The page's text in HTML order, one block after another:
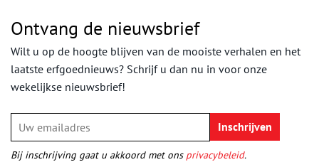
Ontvang de nieuwsbrief
Wilt u op de hoogte blijven van de mooiste verhalen en het
laatste erfgoednieuws? Schrijf u dan nu in voor onze
wekelijkse nieuwsbrief!
Bij inschrijving gaat u akkoord met ons privacybeleid.